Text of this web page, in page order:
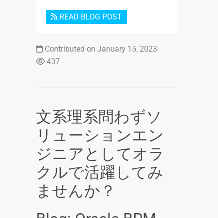
READ BLOG POST
Contributed on January 15, 2023
437
文系理系問わずソ
リューションエン
ジニアとしてオラ
クルで活躍してみ
ませんか？